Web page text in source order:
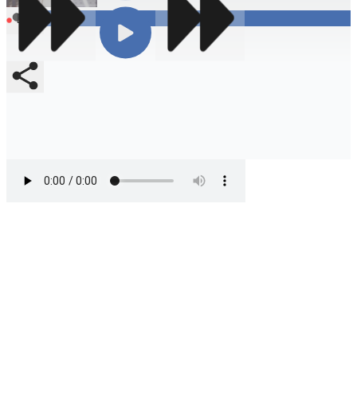
Compartir
En vivo
Compartir